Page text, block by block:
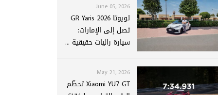
June 05, 2026
تويوتا GR Yaris 2026
تصل إلى الإمارات:
سيارة راليات حقيقية ...
May 21, 2026
Xiaomi YU7 GT تحطّم